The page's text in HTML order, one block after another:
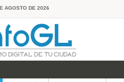
AGOSTO DE 2026